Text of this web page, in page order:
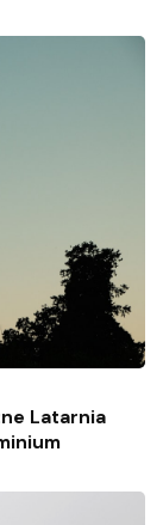
Latarnia